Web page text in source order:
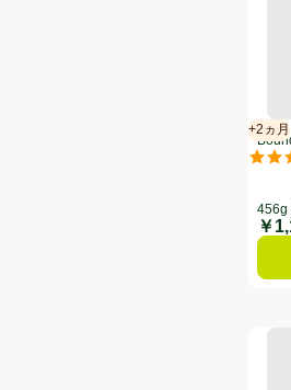
+2ヵ月
賞
評価
ドア
456g
価格
￥